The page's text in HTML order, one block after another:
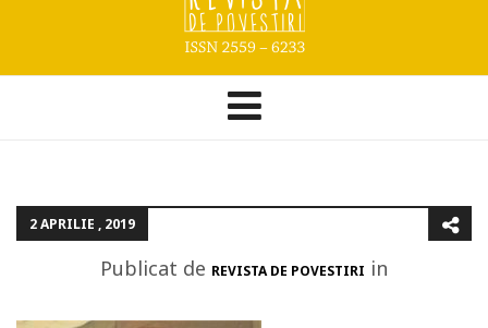
2 APRILIE , 2019
Publicat de REVISTA DE POVESTIRI in